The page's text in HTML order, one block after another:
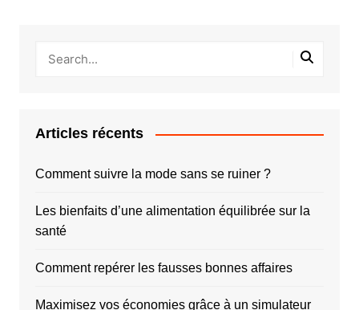
Articles récents
Comment suivre la mode sans se ruiner ?
Les bienfaits d’une alimentation équilibrée sur la
santé
Comment repérer les fausses bonnes affaires
Maximisez vos économies grâce à un simulateur